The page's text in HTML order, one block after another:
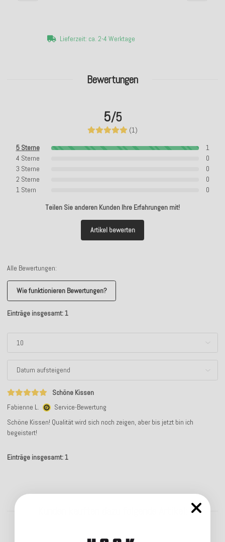
Bewertungen
5/5
(1)
5 Sterne
1
4 Sterne
0
3 Sterne
0
2 Sterne
0
1 Stern
0
Teilen Sie anderen Kunden Ihre Erfahrungen mit!
Artikel bewerten
Alle Bewertungen:
Wie funktionieren Bewertungen?
Einträge insgesamt: 1
Schöne Kissen
Fabienne L.
Service-Bewertung
Schöne Kissen! Qualität wird sich noch zeigen, aber bis jetzt bin ich
begeistert!
Einträge insgesamt: 1
Lieferzeit: ca. 2-4 Werktage